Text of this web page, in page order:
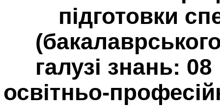
підготовки
галузі знань:
освітньо-